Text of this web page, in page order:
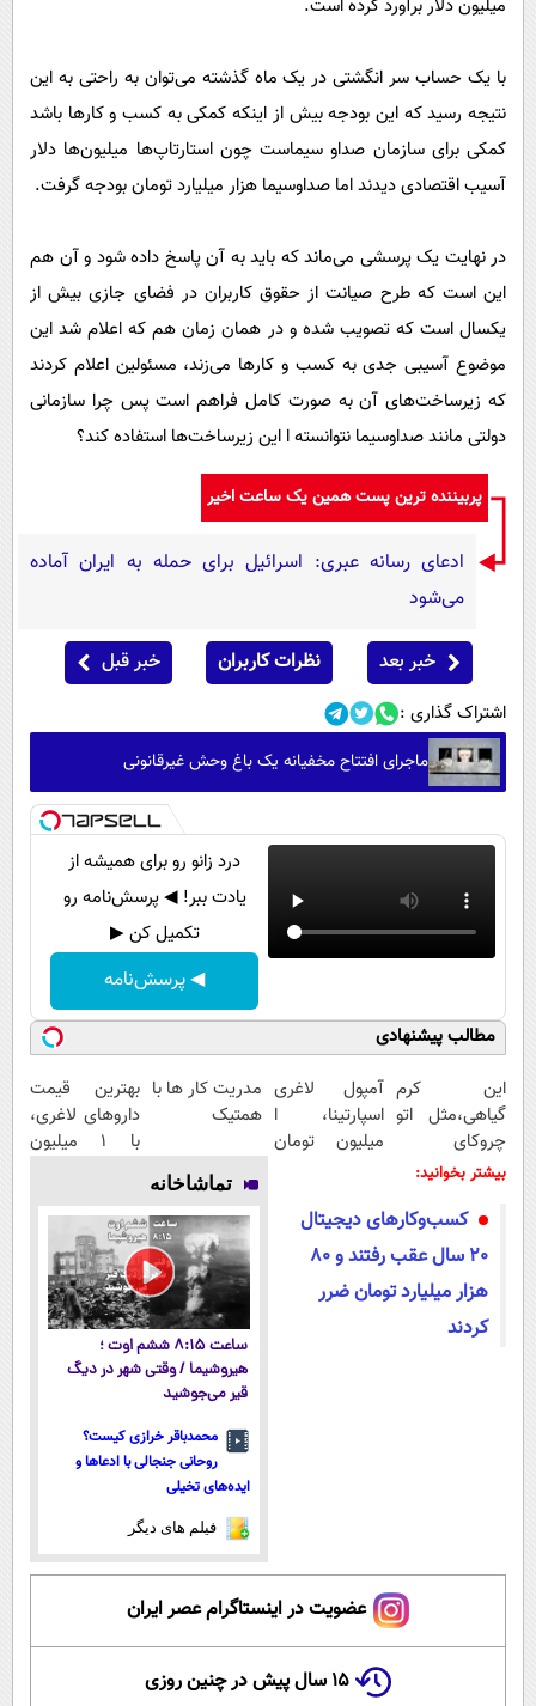
میلیون دلار برآورد کرده است.
با یک حساب سر انگشتی در یک ماه گذشته می‌توان به راحتی به این
نتیجه رسید که این بودجه بیش از اینکه کمکی به کسب و کارها باشد
کمکی برای سازمان صداو سیماست چون استارتاپ‌ها میلیون‌ها دلار
آسیب اقتصادی دیدند اما صداوسیما هزار میلیارد تومان بودجه گرفت.
در نهایت یک پرسشی می‌ماند که باید به آن پاسخ داده شود و آن هم
این است که طرح صیانت از حقوق کاربران در فضای جازی بیش از
یکسال است که تصویب شده و در همان زمان هم که اعلام شد این
موضوع آسیبی جدی به کسب و کارها می‌زند، مسئولین اعلام کردند
که زیرساخت‌های آن به صورت کامل فراهم است پس چرا سازمانی
دولتی مانند صداوسیما نتوانسته ا این زیرساخت‌ها استفاده کند؟
پربیننده ترین پست همین یک ساعت اخیر
ادعای رسانه عبری: اسرائیل برای حمله به ایران آماده
می‌شود
خبر بعد نظرات کاربران خبر قبل
اشتراک گذاری :
ماجرای افتتاح مخفیانه یک باغ وحش غیرقانونی
درد زانو رو برای همیشه از
یادت ببر! ◀ پرسش‌نامه رو
تکمیل کن ▶
◀ پرسش‌نامه
مطالب پیشنهادی
این کرم
گیاهی،مثل اتو
چروکای
پوستتوصاف
آمپول لاغری
اسپارتینا، ا
میلیون تومان
مدریت کار ها با
همتیک
بهترین قیمت
داروهای لاغری،
با ۱ میلیون
بیشتر بخوانید:
کسب‌وکارهای دیجیتال
٢٠ سال عقب رفتند و ۸۰
هزار میلیارد تومان ضرر
کردند
تماشاخانه
ساعت ۸:۱۵ ششم اوت ؛
هیروشیما / وقتی شهر در دیگ
قیر می‌جوشید
محمدباقر خرازی کیست؟
روحانی جنجالی با ادعاها و
ایده‌های تخیلی
فیلم های دیگر
عضویت در اینستاگرام عصر ایران
۱۵ سال پیش در چنین روزی